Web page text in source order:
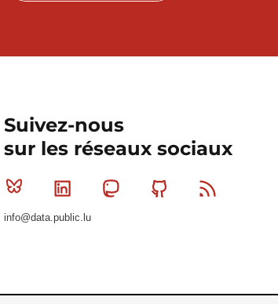
Suivez-nous
sur les réseaux sociaux
Bluesky Linkedin MastodonGithub
info@data.public.lu